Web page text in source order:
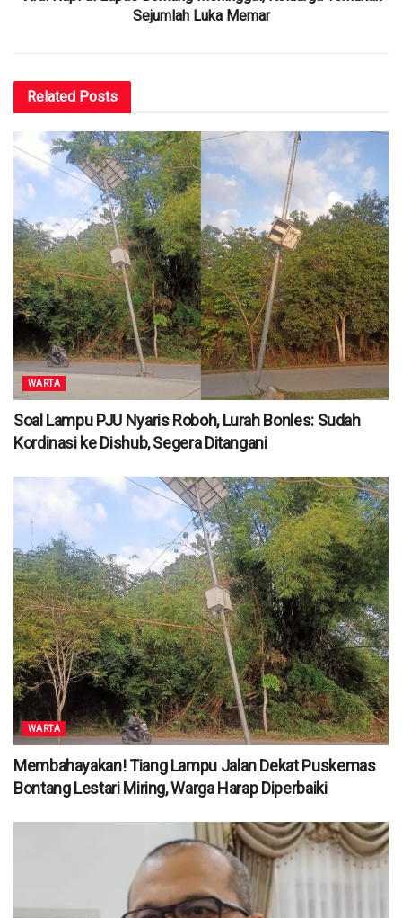
Sejumlah Luka Memar
Related Posts
WARTA
Soal Lampu PJU Nyaris Roboh, Lurah Bonles: Sudah
Kordinasi ke Dishub, Segera Ditangani
WARTA
Membahayakan! Tiang Lampu Jalan Dekat Puskemas
Bontang Lestari Miring, Warga Harap Diperbaiki